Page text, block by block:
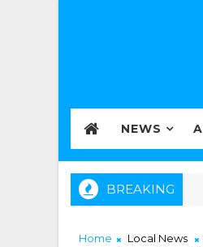
NEWS
BREAKING
Home Local News